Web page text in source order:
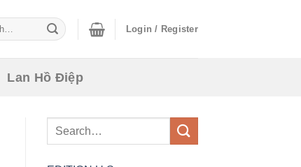
Login / Register
Lan Hồ Điệp